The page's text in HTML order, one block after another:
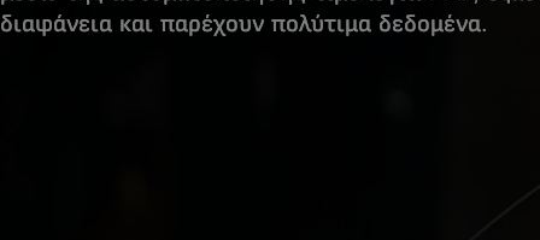
διαφάνεια και παρέχουν πολύτιμα δεδομένα.